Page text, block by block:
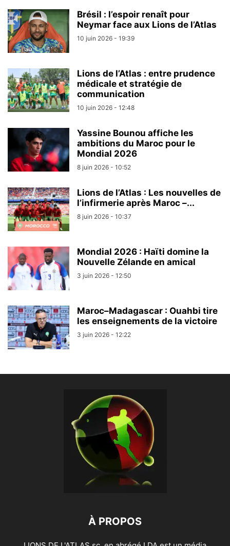
Brésil : l’espoir renaît pour
Neymar face aux Lions de l’Atlas
10 juin 2026 - 19:39
Lions de l’Atlas : entre prudence
médicale et stratégie de
communication
10 juin 2026 - 12:48
Yassine Bounou affiche les
ambitions du Maroc pour le
Mondial 2026
8 juin 2026 - 10:52
Lions de l’Atlas : Les nouvelles de
l’infirmerie après Maroc –...
8 juin 2026 - 10:37
Mondial 2026 : Haïti domine la
Nouvelle Zélande en amical
3 juin 2026 - 12:50
Maroc–Madagascar : Ouahbi tire
les enseignements de la victoire
3 juin 2026 - 12:22
À PROPOS